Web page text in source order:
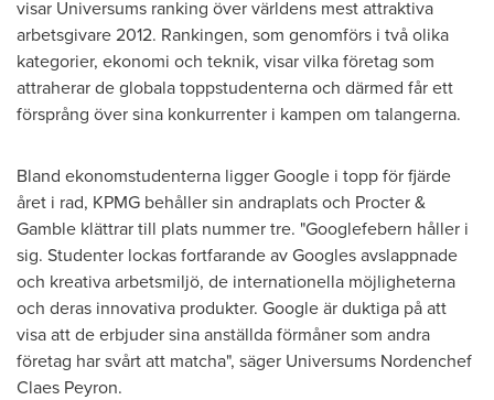
visar Universums ranking över världens mest attraktiva
arbetsgivare 2012. Rankingen, som genomförs i två olika
kategorier, ekonomi och teknik, visar vilka företag som
attraherar de globala toppstudenterna och därmed får ett
försprång över sina konkurrenter i kampen om talangerna.
Bland ekonomstudenterna ligger Google i topp för fjärde
året i rad, KPMG behåller sin andraplats och Procter &
Gamble klättrar till plats nummer tre. "Googlefebern håller i
sig. Studenter lockas fortfarande av Googles avslappnade
och kreativa arbetsmiljö, de internationella möjligheterna
och deras innovativa produkter. Google är duktiga på att
visa att de erbjuder sina anställda förmåner som andra
företag har svårt att matcha", säger Universums Nordenchef
Claes Peyron.